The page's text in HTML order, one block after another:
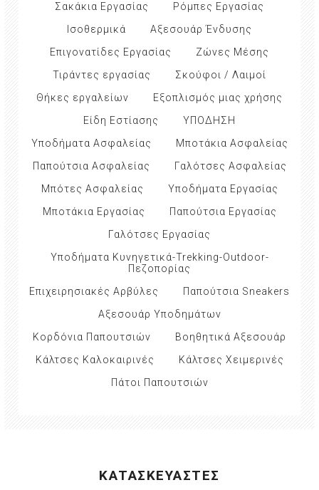
Σακάκια Εργασίας
Ρόμπες Εργασίας
Ισοθερμικά
Αξεσουάρ Ένδυσης
Επιγονατίδες Εργασίας
Ζώνες Μέσης
Τιράντες εργασίας
Σκούφοι / Λαιμοί
Θήκες εργαλείων
Εξοπλισμός μιας χρήσης
Είδη Εστίασης
ΥΠΟΔΗΣΗ
Υποδήματα Ασφαλείας
Μποτάκια Ασφαλείας
Παπούτσια Ασφαλείας
Γαλότσες Ασφαλείας
Μπότες Ασφαλείας
Υποδήματα Εργασίας
Μποτάκια Εργασίας
Παπούτσια Εργασίας
Γαλότσες Εργασίας
Υποδήματα Κυνηγετικά-Trekking-Outdoor-
Πεζοπορίας
Επιχειρησιακές Αρβύλες
Παπούτσια Sneakers
Αξεσουάρ Υποδημάτων
Κορδόνια Παπουτσιών
Βοηθητικά Αξεσουάρ
Κάλτσες Καλοκαιρινές
Κάλτσες Χειμερινές
Πάτοι Παπουτσιών
ΚΑΤΑΣΚΕΥΑΣΤΕΣ